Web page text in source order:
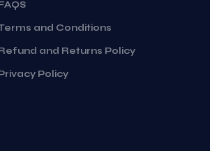
and Conditions
and Returns Policy
Policy